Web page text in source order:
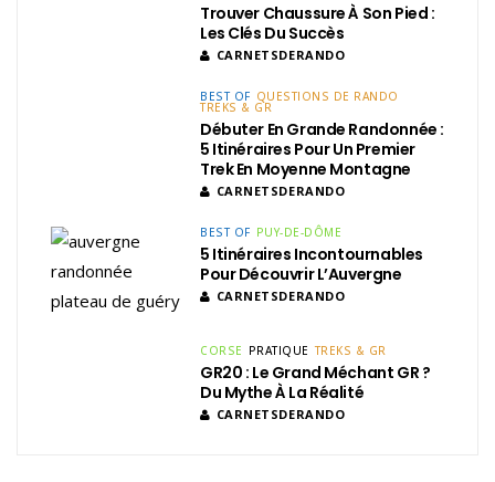
Trouver Chaussure À Son Pied :
Les Clés Du Succès
CARNETSDERANDO
BEST OF QUESTIONS DE RANDO
TREKS & GR
Débuter En Grande Randonnée :
5 Itinéraires Pour Un Premier
Trek En Moyenne Montagne
CARNETSDERANDO
BEST OF PUY-DE-DÔME
5 Itinéraires Incontournables
Pour Découvrir L’Auvergne
CARNETSDERANDO
CORSE PRATIQUE TREKS & GR
GR20 : Le Grand Méchant GR ?
Du Mythe À La Réalité
CARNETSDERANDO